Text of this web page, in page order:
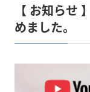
【 お知らせ
めました。